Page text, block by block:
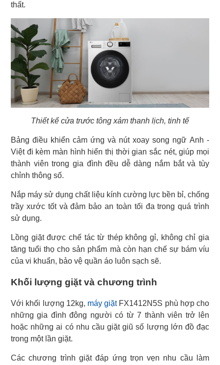
thất.
Thiết kế cửa trước tông xám thanh lịch, tinh tế
Bảng điều khiển cảm ứng và nút xoay song ngữ Anh -
Việt đi kèm màn hình hiển thị thời gian sắc nét, giúp mọi
thành viên trong gia đình đều dễ dàng nắm bắt và tùy
chỉnh thông số.
Nắp máy sử dụng chất liệu kính cường lực bền bỉ, chống
trầy xước tốt và đảm bảo an toàn tối đa trong quá trình
sử dụng.
Lồng giặt được chế tác từ thép không gỉ, không chỉ gia
tăng tuổi thọ cho sản phẩm mà còn hạn chế sự bám víu
của vi khuẩn, bảo vệ quần áo luôn sạch sẽ.
Khối lượng giặt và chương trình
Với khối lượng 12kg, máy giặtFX1412N5S phù hợp cho
những gia đình đông người có từ 7 thành viên trở lên
hoặc những ai có nhu cầu giặt giũ số lượng lớn đồ đạc
trong một lần giặt.
Các chương trình giặt đáp ứng trọn vẹn nhu cầu làm